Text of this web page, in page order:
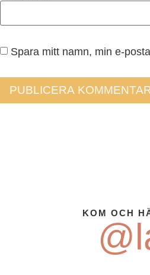
Spara mitt namn, min e-
KOM OCH